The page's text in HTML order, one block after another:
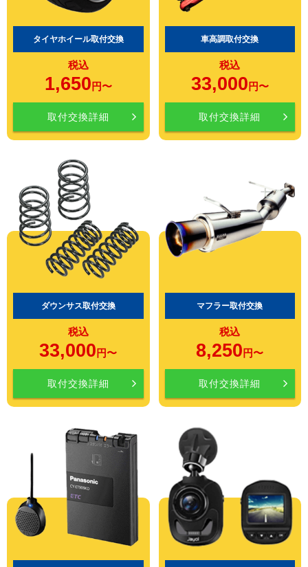
タイヤホイール取付交換
税込
1,650 円〜
取付交換詳細
車高調取付交換
税込
33,000 円〜
取付交換詳細
ダウンサス取付交換
税込
33,000 円〜
取付交換詳細
マフラー取付交換
税込
8,250 円〜
取付交換詳細